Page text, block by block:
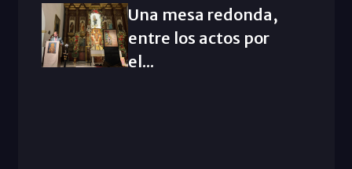
Una mesa redonda,
entre los actos por
el...